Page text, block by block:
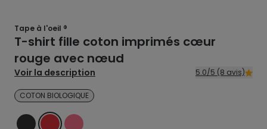
Tape à l'oeil ®
T-shirt fille coton imprimés cœur
rouge avec nœud
Voir la description 5.0/5 (8 avis)
COTON BIOLOGIQUE
NOIRROUGEROSE